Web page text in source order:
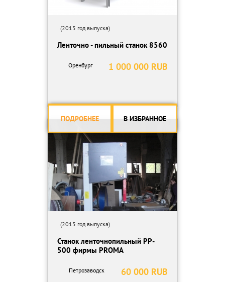
(2015 год выпуска)
Ленточно - пильный станок 8560
1 000 000 RUB
Оренбург
ПОДРОБНЕЕ В ИЗБРАННОЕ
(2015 год выпуска)
Станок ленточнопильный PP-
500 фирмы PROMA
60 000 RUB
Петрозаводск